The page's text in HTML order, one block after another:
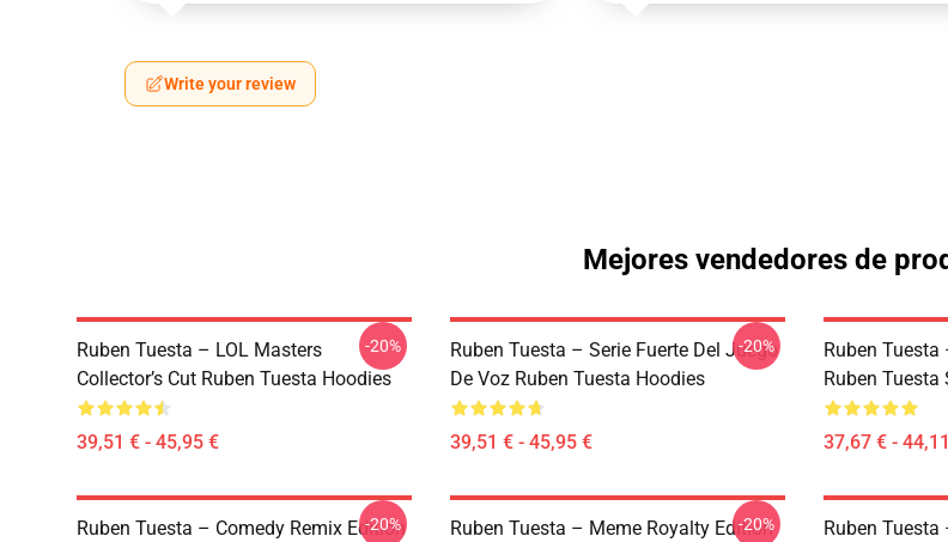
Write your review
Mejores vendedores de
Ruben Tuesta – LOL Masters
Collector’s Cut Ruben Tuesta Hoodies
39,51 € - 45,95 €
-20%
Ruben Tuesta – Serie Fuerte Del Juego
De Voz Ruben Tuesta Hoodies
39,51 € - 45,95 €
-20%
Ruben Tuesta
Ruben Tuesta
37,67 € -
Ruben Tuesta – Comedy Remix Edition
-20%
Ruben Tuesta – Meme Royalty Edition
-20%
Ruben Tuesta